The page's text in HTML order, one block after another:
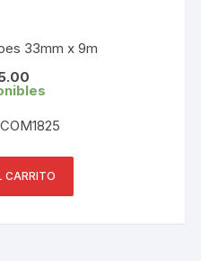
33mm x 9m
CARRITO